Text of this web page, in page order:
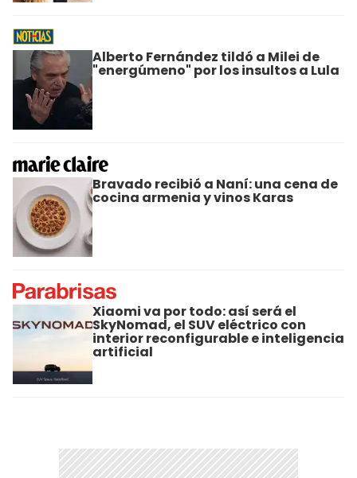
Alberto Fernández tildó a Milei de
"energúmeno" por los insultos a Lula
Bravado recibió a Naní: una cena de
cocina armenia y vinos Karas
Xiaomi va por todo: así será el
SkyNomad, el SUV eléctrico con
interior reconfigurable e inteligencia
artificial